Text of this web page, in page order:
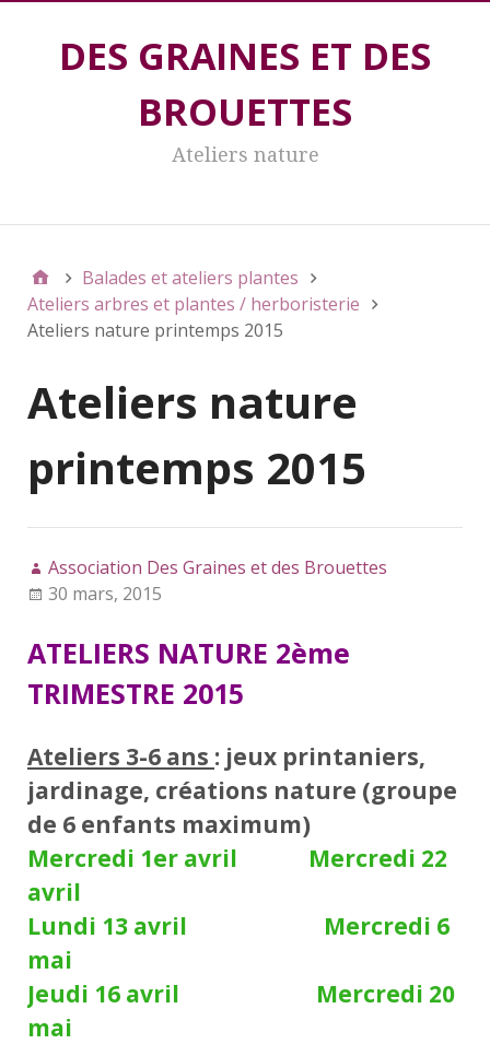
DES GRAINES ET DES
BROUETTES
Ateliers nature
Balades et ateliers plantes
Ateliers arbres et plantes / herboristerie
Ateliers nature printemps 2015
Ateliers nature
printemps 2015
Association Des Graines et des Brouettes
30 mars, 2015
ATELIERS NATURE 2ème
TRIMESTRE 2015
Ateliers 3-6 ans : jeux printaniers,
jardinage, créations nature (groupe
de 6 enfants maximum)
Mercredi 1er avril Mercredi 22
avril
Lundi 13 avril Mercredi 6
mai
Jeudi 16 avril Mercredi 20
mai